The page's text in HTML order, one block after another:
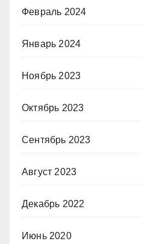
Февраль 2024
Январь 2024
Ноябрь 2023
Октябрь 2023
Сентябрь 2023
Август 2023
Декабрь 2022
Июнь 2020